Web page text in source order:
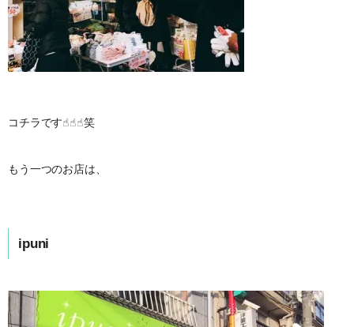
コチラです☝︎☝︎☝︎笑
もう一つのお店は、
ipuni